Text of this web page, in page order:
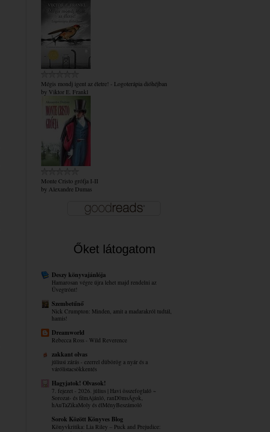
Mégis mondj igent az életre! - Logoterápia dióhéjban
by Viktor E. Frankl
Monte Cristo grófja I-II
by Alexandre Dumas
Őket látogatom
Deszy könyvajánlója
Hamarosan végre újra lehet majd rendelni az
Üvegtrónt!
Szembetűnő
Nick Crumpton: Minden, amit a madarakról tudtál,
hamis!
Dreamworld
Rebecca Ross - Wild Reverence
zakkant olvas
júliusi zárás - ezerrel dübörög a nyár és a
várólistacsökkentés
Hagyjatok! Olvasok!
7. fejezet - 2026. július | Havi összefoglaló ~
Sorozat- és filmAjánló, ranD0msÁgok,
hAuTaZikaMoly és élMényBeszámoló
Sorok Között Könyves Blog
Könyvkritika: Lia Riley – Puck ​and Prejudice: